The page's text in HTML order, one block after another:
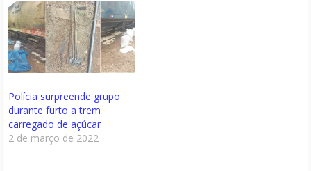
Polícia surpreende grupo
durante furto a trem
carregado de açúcar
2 de março de 2022